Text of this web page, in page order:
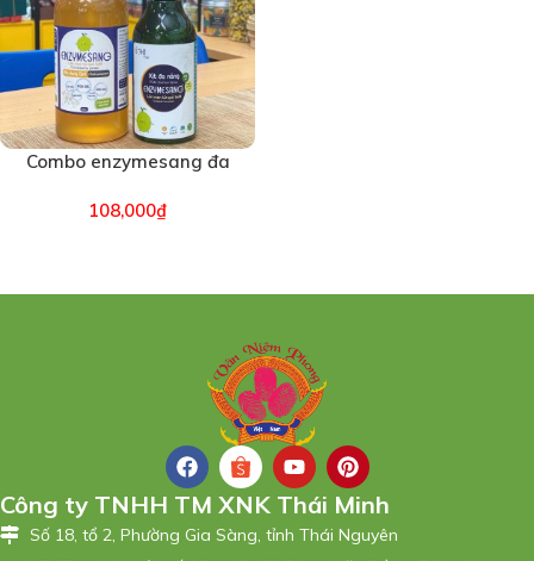
Combo enzymesang đa
+ Xịt kính đa năng (5985)
108,000₫
Công ty TNHH TM XNK Thái Minh
Số 18, tổ 2, Phường Gia Sàng, tỉnh Thái Nguyên